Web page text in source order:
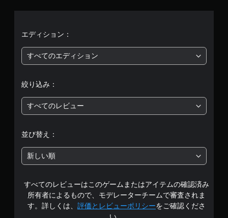
平
評
価
5
段
階
中
エディション：
すべてのエディション
絞り込み：
すべてのレビュー
並び替え：
新しい順
すべてのレビューはこのゲームまたはアイテムの確認済み
所有者によるもので、モデレーターチームで審査されま
す。詳しくは、 評価とレビューポリシーをご確認くださ